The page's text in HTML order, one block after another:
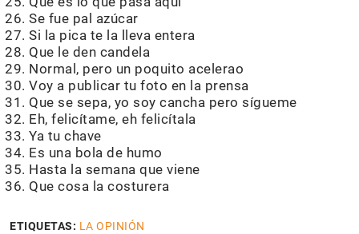
Se fue pal azúcar
Si la pica te la lleva entera
Que le den candela
Normal, pero un poquito acelerao
Voy a publicar tu foto en la prensa
Que se sepa, yo soy cancha pero sígueme
Eh, felicítame, eh felicítala
Ya tu chave
Es una bola de humo
Hasta la semana que viene
Que cosa la costurera
ETIQUETAS: LA OPINIÓN